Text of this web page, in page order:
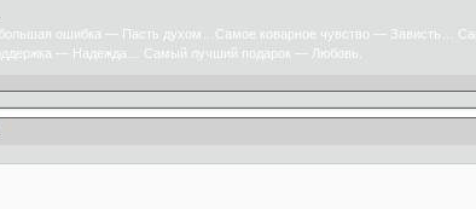
ошибка — Пасть духом…Самое коварное чувство — Зависть…
— Надежда… Самый лучший подарок — Любовь.